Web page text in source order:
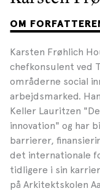
OM
Karsten Frøhlich
chefkonsulent ved
områderne social
arbejdsmarked.
Keller Lauritzen
innovation" og har
barrierer,
det internationale
tidligere i sin
på Arkitektskolen